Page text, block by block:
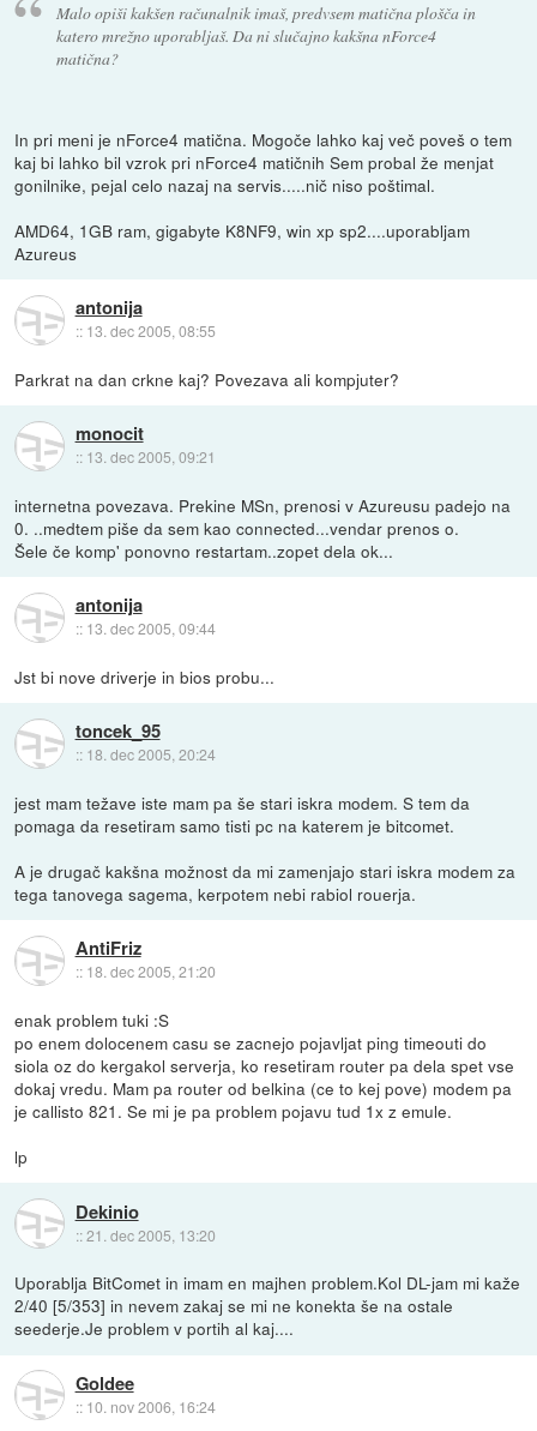
Malo opiši kakšen računalnik imaš, predvsem matična plošča in
katero mrežno uporabljaš. Da ni slučajno kakšna nForce4
matična?
In pri meni je nForce4 matična. Mogoče lahko kaj več poveš o tem
kaj bi lahko bil vzrok pri nForce4 matičnih Sem probal že menjat
gonilnike, pejal celo nazaj na servis.....nič niso poštimal.
AMD64, 1GB ram, gigabyte K8NF9, win xp sp2....uporabljam
Azureus
antonija
:: 13. dec 2005, 08:55
Parkrat na dan crkne kaj? Povezava ali kompjuter?
monocit
:: 13. dec 2005, 09:21
internetna povezava. Prekine MSn, prenosi v Azureusu padejo na
0. ..medtem piše da sem kao connected...vendar prenos o.
Šele če komp' ponovno restartam..zopet dela ok...
antonija
:: 13. dec 2005, 09:44
Jst bi nove driverje in bios probu...
toncek_95
:: 18. dec 2005, 20:24
jest mam težave iste mam pa še stari iskra modem. S tem da
pomaga da resetiram samo tisti pc na katerem je bitcomet.
A je drugač kakšna možnost da mi zamenjajo stari iskra modem za
tega tanovega sagema, kerpotem nebi rabiol rouerja.
AntiFriz
:: 18. dec 2005, 21:20
enak problem tuki :S
po enem dolocenem casu se zacnejo pojavljat ping timeouti do
siola oz do kergakol serverja, ko resetiram router pa dela spet vse
dokaj vredu. Mam pa router od belkina (ce to kej pove) modem pa
je callisto 821. Se mi je pa problem pojavu tud 1x z emule.
lp
Dekinio
::21. dec 2005, 13:20
Uporablja BitComet in imam en majhen problem.Kol DL-jam mi kaže
2/40 [5/353] in nevem zakaj se mi ne konekta še na ostale
seederje.Je problem v portih al kaj....
Goldee
:: 10. nov 2006, 16:24